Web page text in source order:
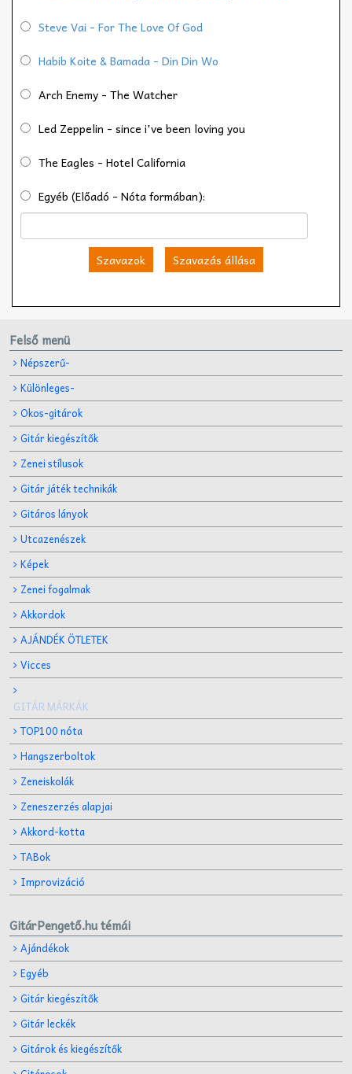
Steve Vai - For The Love Of God
Habib Koite & Bamada - Din Din Wo
Arch Enemy - The Watcher
Led Zeppelin - since i've been loving you
The Eagles - Hotel California
Egyéb (Előadó - Nóta formában):
Szavazok Szavazás állása
Felső menü
Népszerű-
Különleges-
Okos-gitárok
Gitár kiegészítők
Zenei stílusok
Gitár játék technikák
Gitáros lányok
Utcazenészek
Képek
Zenei fogalmak
Akkordok
AJÁNDÉK ÖTLETEK
Vicces
GITÁR MÁRKÁK
TOP100 nóta
Hangszerboltok
Zeneiskolák
Zeneszerzés alapjai
Akkord-kotta
TABok
Improvizáció
GitárPengető.hu témái
Ajándékok
Egyéb
Gitár kiegészítők
Gitár leckék
Gitárok és kiegészítők